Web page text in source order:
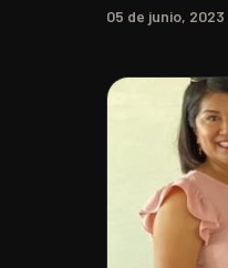
05 de junio, 2023